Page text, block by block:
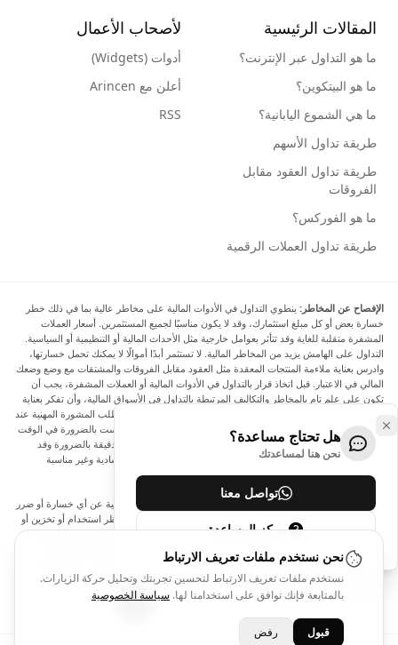
المقالات الرئيسية
ما هو التداول عبر الإنترنت؟
ما هو البيتكوين؟
ما هي الشموع اليابانية؟
طريقة تداول الأسهم
طريقة تداول العقود مقابل
الفروقات
ما هو الفوركس؟
طريقة تداول العملات الرقمية
لأصحاب الأعمال
أدوات (Widgets)
أعلن مع Arincen
RSS
الإفصاح عن المخاطر: ينطوي التداول في الأدوات المالية على مخاطر عالية بما في ذلك خطر
خسارة بعض أو كل مبلغ استثمارك، وقد لا يكون مناسبًا لجميع المستثمرين. أسعار العملات
المشفرة متقلبة للغاية وقد تتأثر بعوامل خارجية مثل الأحداث المالية أو التنظيمية أو السياسية.
التداول على الهامش يزيد من المخاطر المالية. لا تستثمر أبدًا أموالًا لا يمكنك تحمل خسارتها،
وادرس بعناية ملاءمة المنتجات المعقدة مثل العقود مقابل الفروقات والمشتقات مع وضع وضعك
المالي في الاعتبار. قبل اتخاذ قرار بالتداول في الأدوات المالية أو العملات المشفرة، يجب أن
تكون على علم تام بالمخاطر والتكاليف المرتبطة بالتداول في الأسواق المالية، وأن تفكر بعناية
في أهدافك الاستثمارية ومستوى خبرتك ورغبتك في المخاطرة، وأن تطلب المشورة المهنية عند
الحاجة. تود Arincen أن تذكرك بأن البيانات الواردة في هذا الموقع ليست بالضرورة في الوقت
الفعلي وليست دقيقة. البيانات والأسعار الموجودة على الموقع ليست دقيقة بالضرورة وقد
تختلف عن السعر الفعلي في أي سوق معينة، مما يعني أن الأسعار إرشادية وغير مناسبة
لأغراض التداول.
لن يتحمل Arincen وأي مزود للبيانات الواردة في هذا الموقع المسؤولية عن أي خسارة أو ضرر
نتيجة لتداولك، أو اعتمادك على المعلومات الواردة في هذا الموقع. يحظر استخدام أو تخزين أو
إعادة إنتاج أو عرض أو تعديل أو نقل أو توزيع البيانات الموجودة في هذا الموقع دون الحصول
على إذن كتابي صريح مسبق من Arincen و/أو مزود البيانات. جميع حقوق الملكية الفكرية
محفوظة من قبل مقدمي الخدمة و/أو البورصة التي تقدم البيانات الواردة في هذا الموقع. قد
يتم تعويض Arincen من قبل المعلنين الذين يظهرون على الموقع، بناءً على تفاعلك مع
الإعلانات أو المعلنين.
هل تحتاج مساعدة؟
نحن هنا لمساعدتك
تواصل معنا
مركز المساعدة
نحن نستخدم ملفات تعريف الارتباط
نستخدم ملفات تعريف الارتباط لتحسين تجربتك وتحليل حركة الزيارات.
بالمتابعة فإنك توافق على استخدامنا لها. سياسة الخصوصية
قبول رفض